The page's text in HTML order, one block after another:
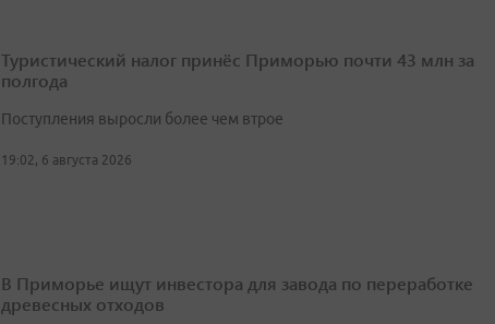
Туристический налог принёс Приморью почти 43 млн за
полгода
Поступления выросли более чем втрое
19:02, 6 августа 2026
В Приморье ищут инвестора для завода по переработке
древесных отходов